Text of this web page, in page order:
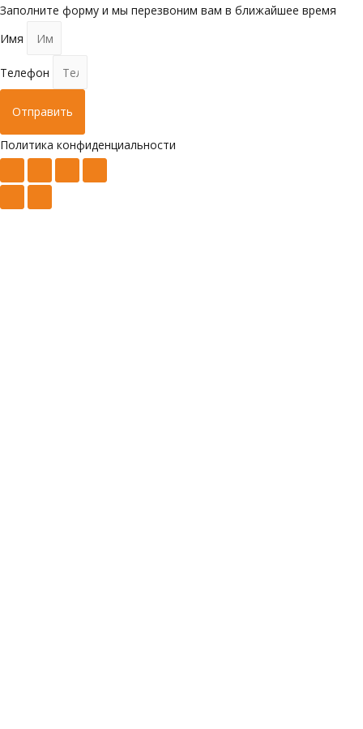
Заполните форму и мы перезвоним вам в ближайшее время
Имя
Телефон
Отправить
Политика конфиденциальности